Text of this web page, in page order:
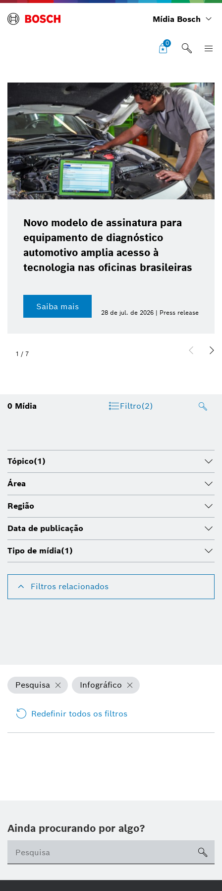
Mídia Bosch
0
Novo modelo de assinatura para
equipamento de diagnóstico
automotivo amplia acesso à
tecnologia nas oficinas brasileiras
Saiba mais
28 de jul. de 2026 | Press release
1 / 7
0 Mídia Filtro(2)
Tópico(1)
Área
Região
Data de publicação
Tipo de mídia(1)
Filtros relacionados
Pesquisa Infográfico
Redefinir todos os filtros
Ainda procurando por algo?